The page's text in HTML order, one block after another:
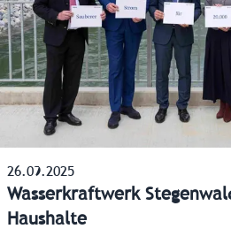
26.09.2025
Wasserkraftwerk
Haushalte